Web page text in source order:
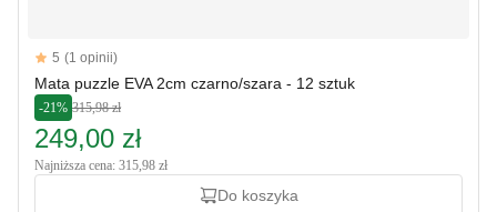
Reviews
5 out of 5 stars
5 (1 opinii)
Mata puzzle EVA 2cm czarno/szara - 12 sztuk
-21% 315,98 zł
249,00 zł
Najniższa cena: 315,98 zł
Do koszyka